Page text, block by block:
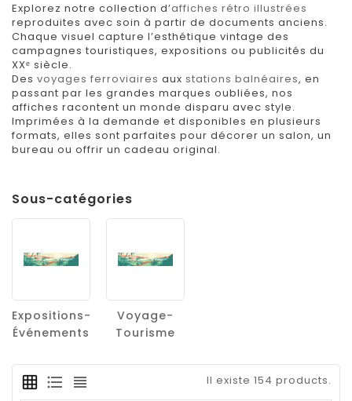
Explorez notre collection d’affiches rétro illustrées
reproduites avec soin à partir de documents anciens.
Chaque visuel capture l’esthétique vintage des
campagnes touristiques, expositions ou publicités du
XXᵉ siècle.
Des voyages ferroviaires aux stations balnéaires, en
passant par les grandes marques oubliées, nos
affiches racontent un monde disparu avec style.
Imprimées à la demande et disponibles en plusieurs
formats, elles sont parfaites pour décorer un salon, un
bureau ou offrir un cadeau original.
Sous-catégories
Expositions-
Événements
Voyage-
Tourisme
Il existe 154 products.